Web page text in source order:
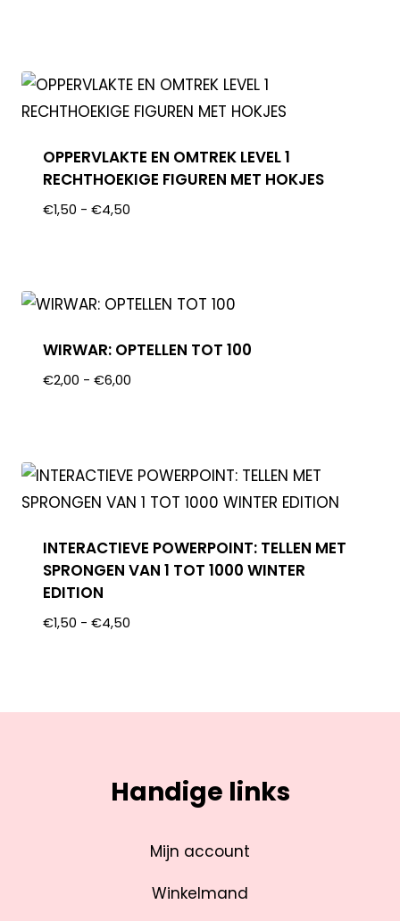
OPPERVLAKTE EN OMTREK LEVEL 1
RECHTHOEKIGE FIGUREN MET HOKJES
€1,50 - €4,50
WIRWAR: OPTELLEN TOT 100
€2,00 - €6,00
INTERACTIEVE POWERPOINT: TELLEN MET
SPRONGEN VAN 1 TOT 1000 WINTER
EDITION
€1,50 - €4,50
Handige links
Mijn account
Winkelmand